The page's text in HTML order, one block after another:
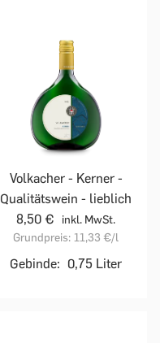
Volkacher - Kerner -
Qualitätswein - lieblich
8,50 €
inkl. MwSt.
Grundpreis: 11,33 €/l
Gebinde: 0,75 Liter